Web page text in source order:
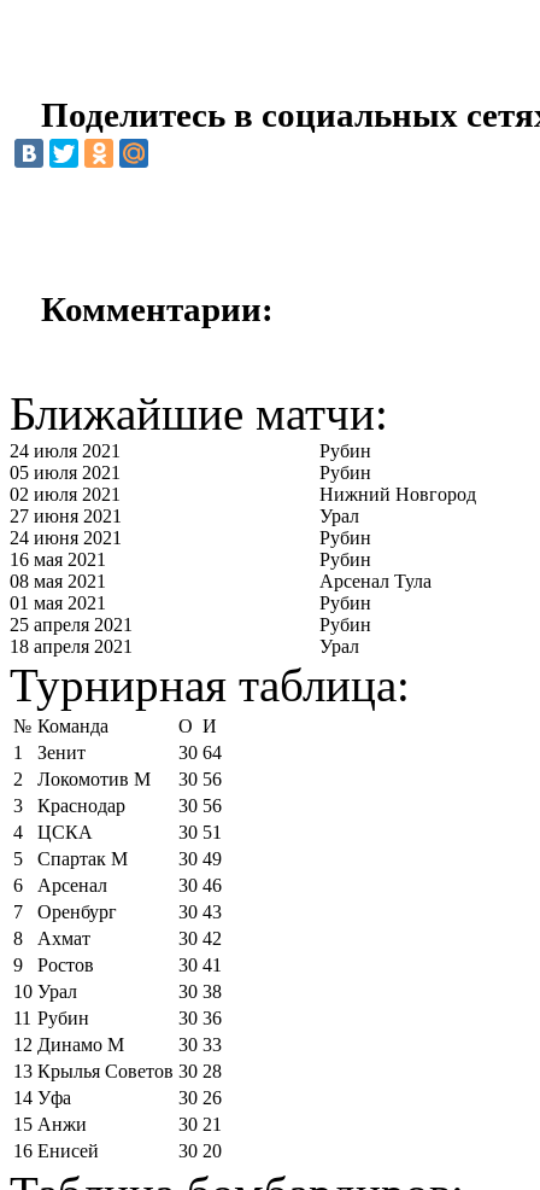
Поделитесь в социальных
Комментарии:
Ближайшие матчи:
24 июля 2021
Рубин
05 июля 2021
Рубин
02 июля 2021
Нижний Новгород
27 июня 2021
Урал
24 июня 2021
Рубин
16 мая 2021
Рубин
08 мая 2021
Арсенал Тула
01 мая 2021
Рубин
25 апреля 2021
Рубин
18 апреля 2021
Урал
Турнирная таблица:
№ Команда О И
1
Зенит 30 64
2
Локомотив М 30 56
3
Краснодар 30 56
4
ЦСКА 30 51
5
Спартак М 30 49
6
Арсенал 30 46
7
Оренбург 30 43
8
Ахмат 30 42
9
Ростов 30 41
10 Урал 30 38
11 Рубин 30 36
12 Динамо М 30 33
13 Крылья Советов 30 28
14 Уфа 30 26
15 Анжи 30 21
16 Енисей 30 20